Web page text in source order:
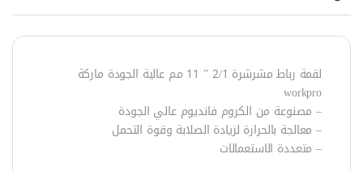
لقمة رباط مشرشرة 2/1 ” 11 مم عالية الجودة ماركة
workpro
– مصنوعة من الكروم فانديوم عالي الجودة
– معالجة بالحرارة لزيادة الصلابة وقوة التحمل
– متعددة الاستعمالات